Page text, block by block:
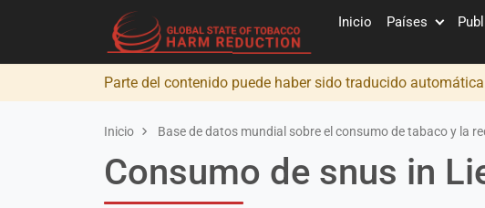
Inicio Países
Parte del contenido puede haber sido traducido
Inicio Base de datos mundial sobre el consumo de tabaco y la
Consumo de snus in